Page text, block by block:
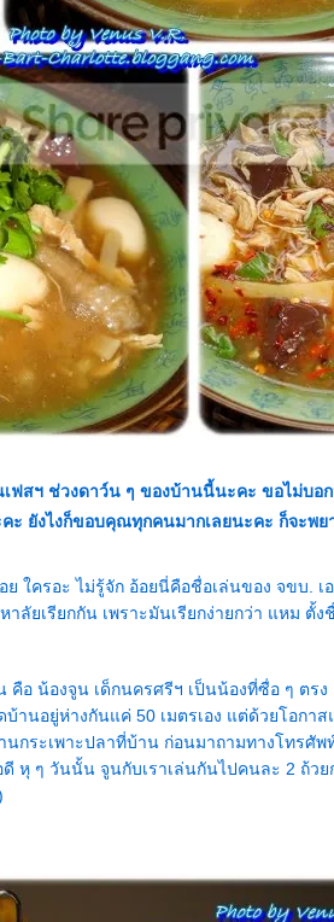
สฯ ช่วงดาว์น ๆ ของบ้านนี้นะคะ ขอไม่บอ
ะ ยังไงก็ขอบคุณทุกคนมากเลยนะคะ ก็จะพย
ใครอะ ไม่รู้จัก อ้อยนี่คือชื่อเล่นของ จขบ.
ลัยเรียกกัน เพราะมันเรียกง่ายกว่า แหม ตั้
คือ น้องจูน เด็กนครศรีฯ เป็นน้องที่ซื่อ ๆ ต
นอยู่ห่างกันแค่ 50 เมตรเอง แต่ด้วยโอกาส
กระเพาะปลาที่บ้าน ก่อนมาถามทางโทรศั
ดี หุ ๆ วันนั้น จูนกับเราเล่นกันไปคนละ 2 ถ้